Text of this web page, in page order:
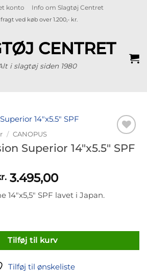
konto Info om Slagtøj Centret
ved køb over 1.200,- kr.
CENTRET
i slagtøj siden 1980
Tilføj til
ønskeliste
/ CANOPUS
Superior 14″x5.5″ SPF
oprindelige
3.495,00Den
aktuelle
pris
SPF lavet i Japan.
Tilføj til kurv
Tilføj til ønskeliste